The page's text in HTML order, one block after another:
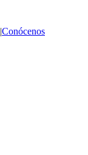
|Conócenos